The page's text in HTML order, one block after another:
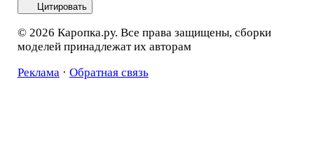
Цитировать
© 2026 Каропка.ру. Все права защищены, сборки
моделей принадлежат их авторам
Реклама · Обратная связь